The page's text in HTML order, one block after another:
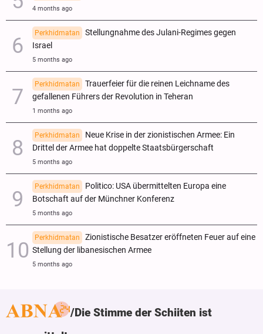
4 months ago
Perkhidmatan
Stellungnahme des Julani-Regimes gegen
Israel
5 months ago
Perkhidmatan
Trauerfeier für die reinen Leichname des
gefallenen Führers der Revolution in Teheran
1 months ago
Perkhidmatan
Neue Krise in der zionistischen Armee: Ein
Drittel der Armee hat doppelte Staatsbürgerschaft
5 months ago
Perkhidmatan
Politico: USA übermittelten Europa eine
Botschaft auf der Münchner Konferenz
5 months ago
Perkhidmatan
Zionistische Besatzer eröffneten Feuer auf eine
Stellung der libanesischen Armee
5 months ago
Die Stimme der Schiiten ist